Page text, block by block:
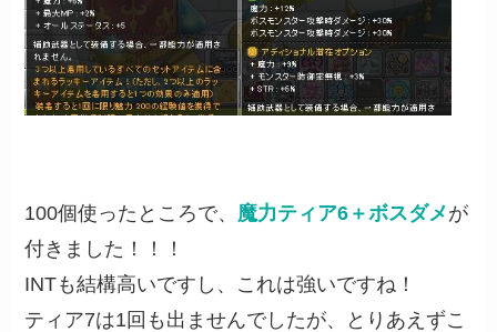
100個使ったところで、 魔力ティア6＋ボスダメが
付きました！！！
INTも結構高いですし、これは強いですね！
ティア7は1回も出ませんでしたが、とりあえずこ